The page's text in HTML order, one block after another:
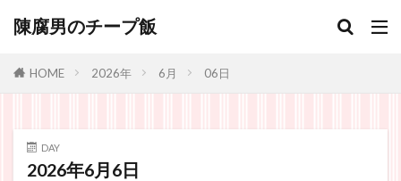
陳腐男のチープ飯
HOME 2026年 6月 06日
DAY
2026年6月6日